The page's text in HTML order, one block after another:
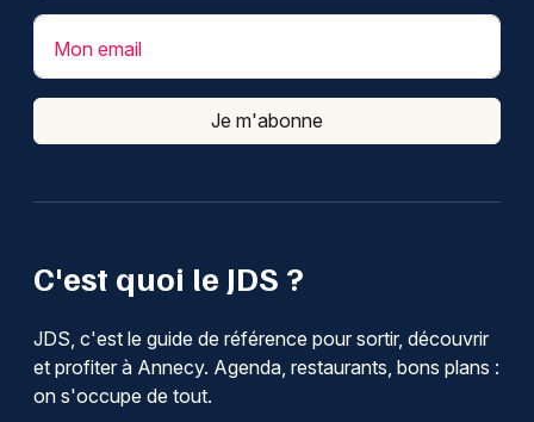
C'est quoi le JDS ?
JDS, c'est le guide de référence pour sortir, découvrir
et profiter à Annecy. Agenda, restaurants, bons plans :
on s'occupe de tout.
Mon email
Je m'abonne